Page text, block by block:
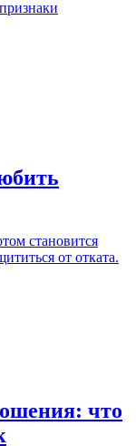
становится
от отката.
что